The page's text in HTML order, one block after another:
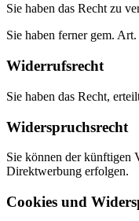
Sie haben das Recht zu
Sie haben ferner gem.
Widerrufsrecht
Sie haben das Recht,
Widerspruchsrecht
Sie können der künftigen
Direktwerbung erfolgen.
Cookies und